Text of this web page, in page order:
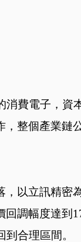
消費電子，資
，整個產業鏈
，以立訊精密
回調幅度達到
合理區間。